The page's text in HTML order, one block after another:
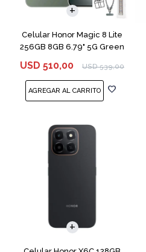
Celular Honor Magic 8 Lite
256GB 8GB 6.79" 5G Green
USD 510,00 USD 539,00
COMPARAR